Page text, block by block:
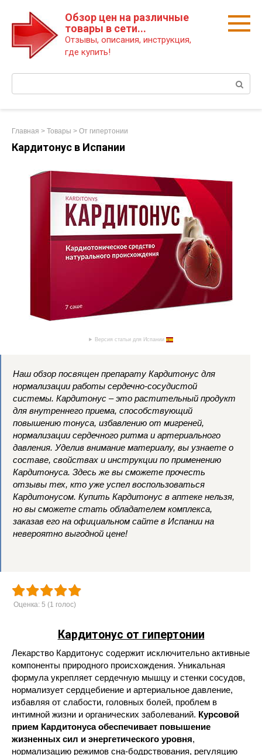
Обзор цен на различные
товары в сети...
Отзывы, описания, инструкция,
где купить!
Главная > Товары > От гипертонии
Кардитонус в Испании
Версия статьи для Испании
Наш обзор посвящен препарату Кардитонус для
нормализации работы сердечно-сосудистой
системы. Кардитонус – это растительный продукт
для внутреннего приема, способствующий
повышению тонуса, избавлению от мигреней,
нормализации сердечного ритма и артериального
давления. Уделив внимание материалу, вы узнаете о
составе, свойствах и инструкции по применению
Кардитонуса. Здесь же вы сможете прочесть
отзывы тех, кто уже успел воспользоваться
Кардитонусом. Купить Кардитонус в аптеке нельзя,
но вы сможете стать обладателем комплекса,
заказав его на официальном сайте в Испании на
невероятно выгодной цене!
Оценка: 5 (1 голос)
Кардитонус от гипертонии
Лекарство Кардитонус содержит исключительно активные
компоненты природного происхождения. Уникальная
формула укрепляет сердечную мышцу и стенки сосудов,
нормализует сердцебиение и артериальное давление,
избавляя от слабости, головных болей, проблем в
интимной жизни и органических заболеваний. Курсовой
прием Кардитонуса обеспечивает повышение
жизненных сил и энергетического уровня,
нормализацию режимов сна-бодрствования, регуляцию